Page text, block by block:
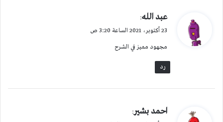
ي
ق
ل
عبد الله:
23 أكتوبر، 2021 الساعة 3:20 ص
مجهود مميز في الشرح
رد
ياحمد بشير: